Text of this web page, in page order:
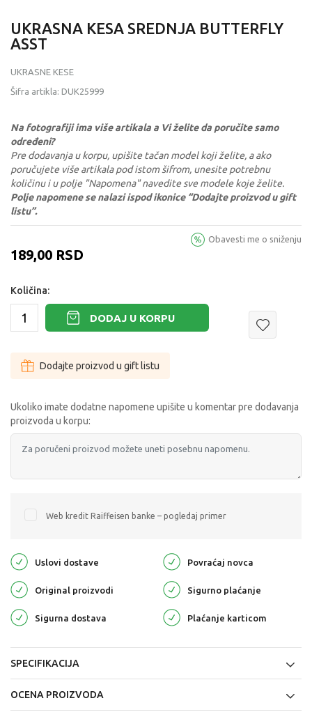
UKRASNA KESA SREDNJA BUTTERFLY
ASST
UKRASNE KESE
Šifra artikla: DUK25999
Na fotografiji ima više artikala a Vi želite da poručite samo
određeni?
Pre dodavanja u korpu, upišite tačan model koji želite, a ako
poručujete više artikala pod istom šifrom, unesite potrebnu
količinu i u polje "Napomena" navedite sve modele koje želite.
Polje napomene se nalazi ispod ikonice “Dodajte proizvod u gift
listu”.
189,00 RSD
Obavesti me o sniženju
Količina:
DODAJ U KORPU
Dodajte proizvod u gift listu
Ukoliko imate dodatne napomene upišite u komentar pre dodavanja
proizvoda u korpu:
Web kredit Raiffeisen banke – pogledaj primer
Uslovi dostave Povraćaj novca
Original proizvodi Sigurno plaćanje
Sigurna dostava Plaćanje karticom
SPECIFIKACIJA
OCENA PROIZVODA